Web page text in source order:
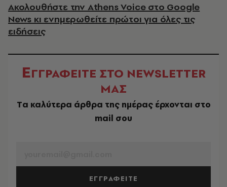
Ακολουθήστε την Athens Voice στο Google
News κι ενημερωθείτε πρώτοι για όλες τις
ειδήσεις
ΕΓΓΡΑΦΕΙΤΕ ΣΤΟ NEWSLETTER
ΜΑΣ
Tα καλύτερα άρθρα της ημέρας έρχονται στο
mail σου
ΕΓΓΡΑΦΕΙΤΕ